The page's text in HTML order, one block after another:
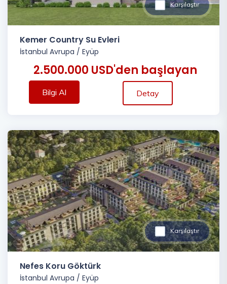
Karşılaştır
Kemer Country Su Evleri
İstanbul Avrupa / Eyüp
2.500.000 USD'den başlayan
Bilgi Al Detay
Karşılaştır
Nefes Koru Göktürk
İstanbul Avrupa / Eyüp